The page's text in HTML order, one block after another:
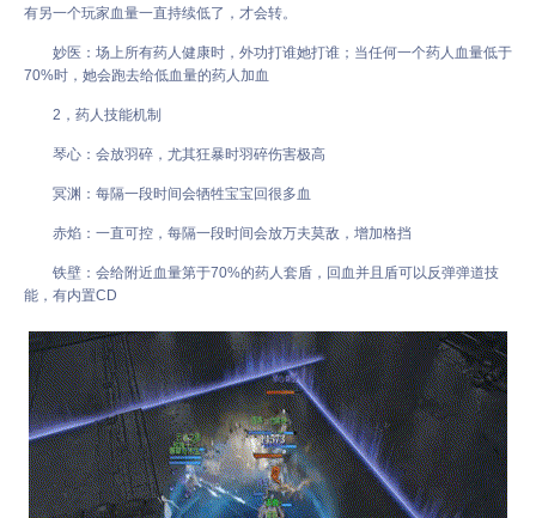
有另一个玩家血量一直持续低了，才会转。
妙医：场上所有药人健康时，外功打谁她打谁；当任何一个药人血量低于
70%时，她会跑去给低血量的药人加血
2，药人技能机制
琴心：会放羽碎，尤其狂暴时羽碎伤害极高
冥渊：每隔一段时间会牺牲宝宝回很多血
赤焰：一直可控，每隔一段时间会放万夫莫敌，增加格挡
铁壁：会给附近血量第于70%的药人套盾，回血并且盾可以反弹弹道技
能，有内置CD